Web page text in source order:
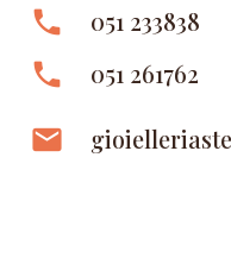
phone 051 233838
phone 051 261762
email